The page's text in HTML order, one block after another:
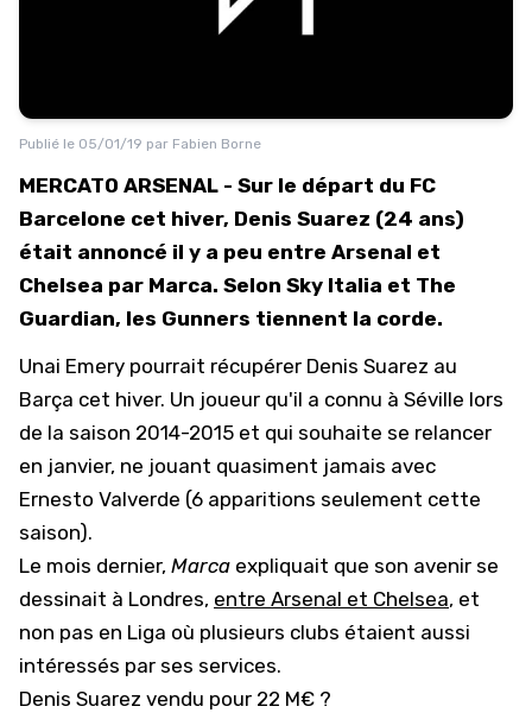
Publié le 05/01/19 par Fabien Borne
MERCATO ARSENAL - Sur le départ du FC
Barcelone cet hiver, Denis Suarez (24 ans)
était annoncé il y a peu entre Arsenal et
Chelsea par Marca. Selon Sky Italia et The
Guardian, les Gunners tiennent la corde.
Unai Emery pourrait récupérer Denis Suarez au
Barça cet hiver. Un joueur qu'il a connu à Séville lors
de la saison 2014-2015 et qui souhaite se relancer
en janvier, ne jouant quasiment jamais avec
Ernesto Valverde (6 apparitions seulement cette
saison).
Le mois dernier, Marca expliquait que son avenir se
dessinait à Londres, entre Arsenal et Chelsea, et
non pas en Liga où plusieurs clubs étaient aussi
intéressés par ses services.
Denis Suarez vendu pour 22 M€ ?